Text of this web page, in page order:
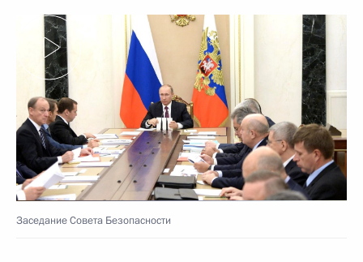
Заседание Совета Безопасности